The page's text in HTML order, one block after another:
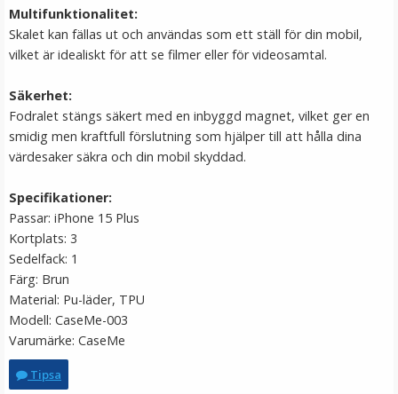
149 kr
Puluz 15.5cm Ministativ röd för kamera &
mobilhållare av aluminium
Multifunktionalitet:
Skalet kan fällas ut och användas som ett ställ för din mobil,
vilket är idealiskt för att se filmer eller för videosamtal.
Säkerhet:
Fodralet stängs säkert med en inbyggd magnet, vilket ger en
smidig men kraftfull förslutning som hjälper till att hålla dina
värdesaker säkra och din mobil skyddad.
Specifikationer:
Passar: iPhone 15 Plus
Kortplats: 3
Sedelfack: 1
Färg: Brun
Material: Pu-läder, TPU
Modell: CaseMe-003
Varumärke: CaseMe
Tipsa